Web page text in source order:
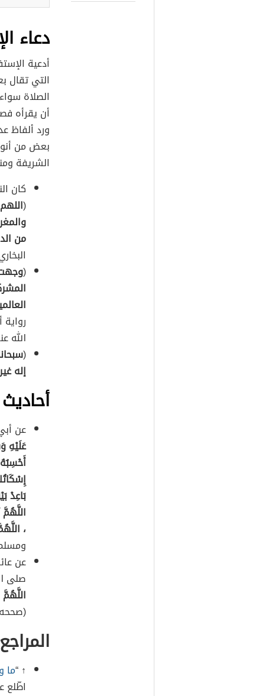
دعاء
أدعية
التي تقال
الصلاة
أن يقرأه
ورد ألفاظ
بعض من
الشريفة
كان
(
من
(
الله
(
إله
عن
عَلَيْهِ
بَاعِدْ
،
عن
صلى
(صححه
المراجع
↑ “ما
اطّلع عليه